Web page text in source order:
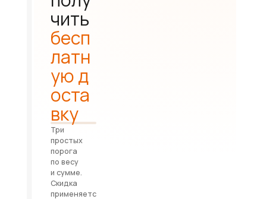
чить
бесп
латн
ую д
оста
вку
Три
простых
порога
по весу
и сумме.
Скидка
применяетс